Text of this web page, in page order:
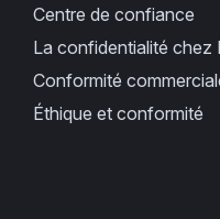
Centre de confiance
La confidentialité chez
Conformité
Éthique et conformité